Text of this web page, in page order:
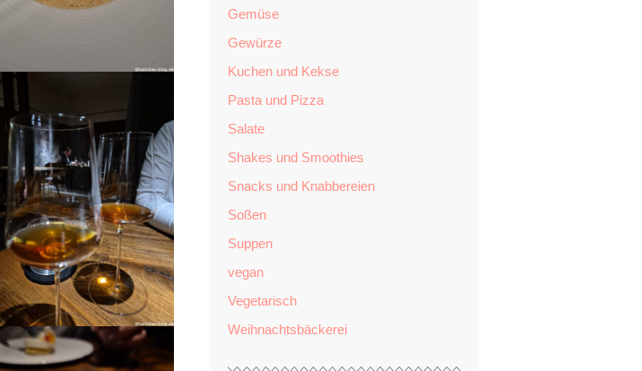
Gemüse
Gewürze
Kuchen und Kekse
Pasta und Pizza
Salate
Shakes und Smoothies
Snacks und Knabbereien
Soßen
Suppen
vegan
Vegetarisch
Weihnachtsbäckerei